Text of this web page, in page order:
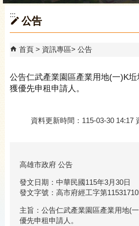
:::
公告
首頁 資訊專區 公告
公告仁武產業園區產業用地(一)K坵
獲優先申租申請人。
資料更新時間：115-03-30 14:17
高雄市政府 公告
發文日期：中華民國115年3月30日
發文字號：高市府經工字第
主旨：公告仁武產業園區產業用地(
優先申租申請人。